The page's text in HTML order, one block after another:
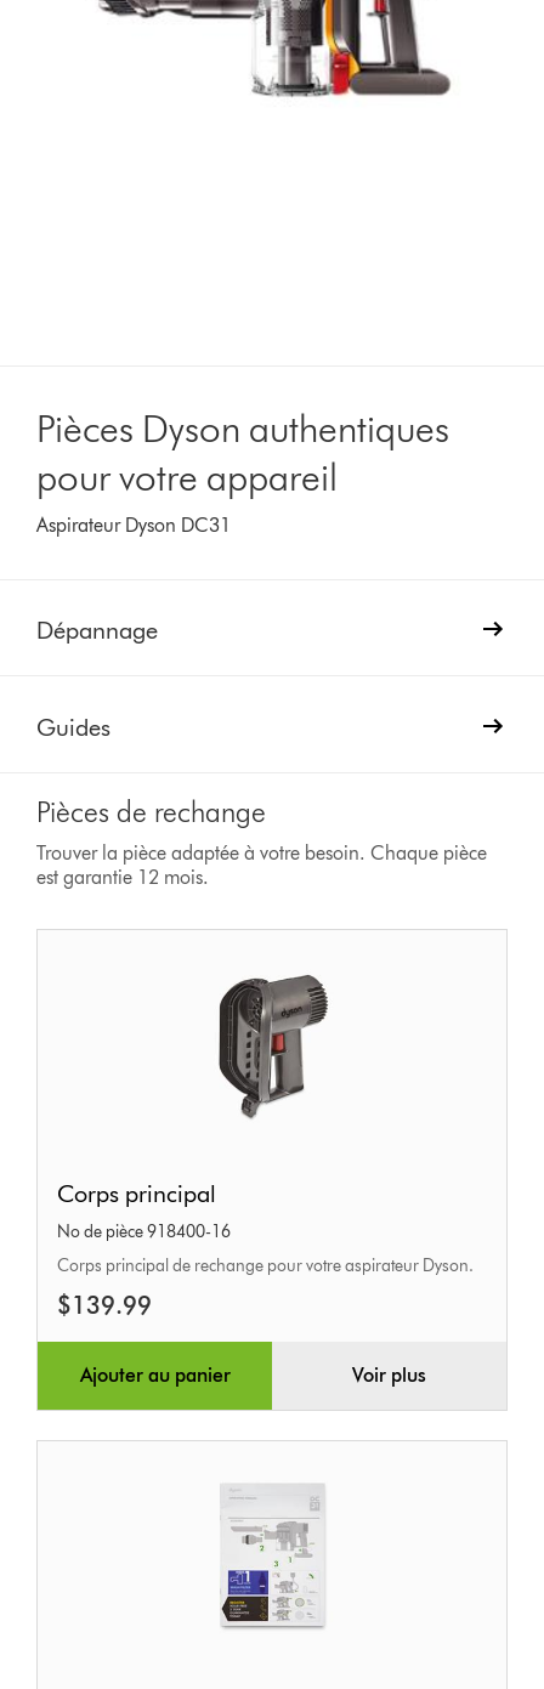
Pièces Dyson authentiques
pour votre appareil
Aspirateur Dyson DC31
Dépannage
Guides
Pièces de rechange
Trouver la pièce adaptée à votre besoin. Chaque pièce
est garantie 12 mois.
principal
Corps principal
No de pièce 918400-16
Corps principal de rechange pour votre aspirateur Dyson.
$139.99
Ajouter au panier Voir plus